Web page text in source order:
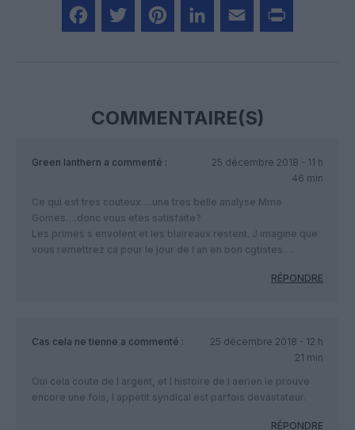
COMMENTAIRE(S)
Green lanthern a commenté :
25 décembre 2018 - 11 h
46 min
Ce qui est tres couteux….une tres belle analyse Mme
Gomes….donc vous etes satisfaite?
Les primes s envolent et les blaireaux restent. J imagine que
vous remettrez ca pour le jour de l an en bon cgtistes….
RÉPONDRE
Cas cela ne tienne a commenté :
25 décembre 2018 - 12 h
21 min
Oui cela coute de l argent, et l histoire de l aerien le prouve
encore une fois, l appetit syndical est parfois devastateur.
RÉPONDRE